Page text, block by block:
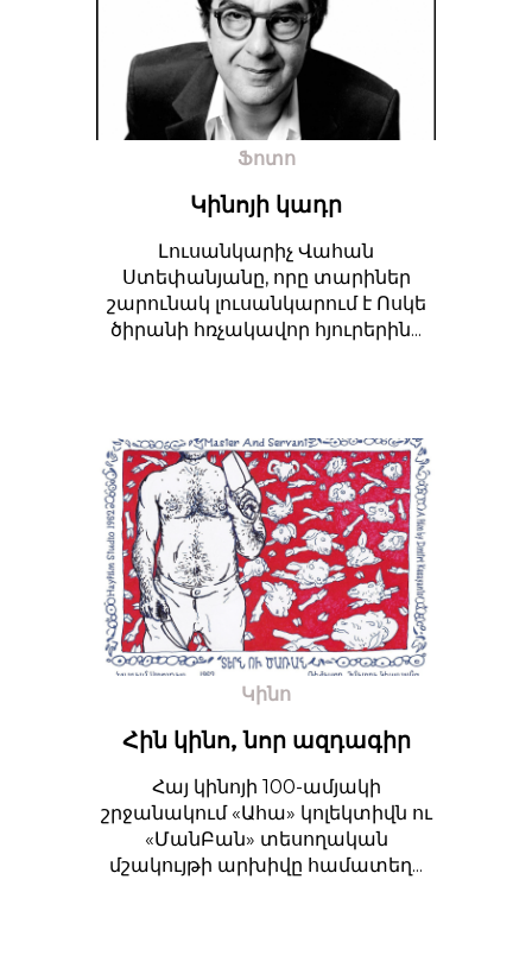
Ֆոտո
Կինոյի կադր
Լուսանկարիչ Վահան
Ստեփանյանը, որը տարիներ
շարունակ լուսանկարում է Ոսկե
ծիրանի հռչակավոր հյուրերին...
Կինո
Հին կինո, նոր ազդագիր
Հայ կինոյի 100-ամյակի
շրջանակում «Ահա» կոլեկտիվն ու
«ՄանԲան» տեսողական
մշակույթի արխիվը համատեղ...